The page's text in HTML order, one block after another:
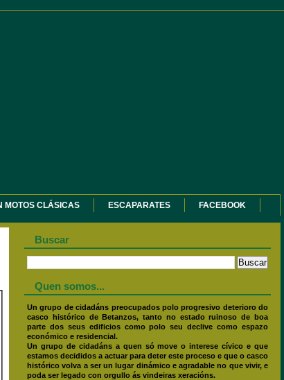
MOTOS CLÁSICAS ESCAPARATES FACEBOOK
Buscar
Quen somos...
Un grupo de cidadáns preocupados polo progresivo deterioro do
casco histórico de Betanzos, tanto no estado ruinoso de boa
parte dos seus edificios como polo seu declive como espazo
económico e residencial.
Un grupo de cidadáns a quen só move o interese cívico e que
estamos decididos a actuar para deter este proceso e que o casco
histórico volva a ser un lugar dinámico e agradable no que vivir, e
poda ser legado con orgullo ás vindeiras xeracións.